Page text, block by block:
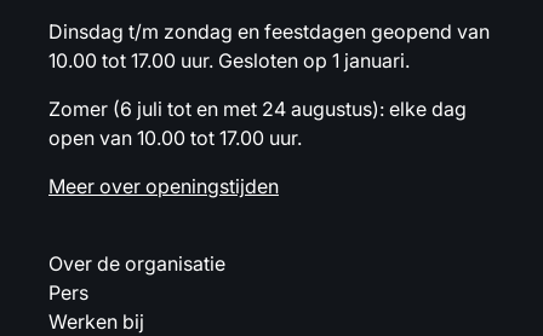
Dinsdag t/m zondag en feestdagen geopend van
10.00 tot 17.00 uur. Gesloten op 1 januari.
Zomer (6 juli tot en met 24 augustus): elke dag
open van 10.00 tot 17.00 uur.
Meer over openingstijden
Over de organisatie
Pers
Werken bij